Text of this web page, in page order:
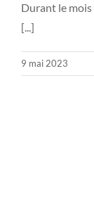
Durant le mois
[...]
9 mai 2023